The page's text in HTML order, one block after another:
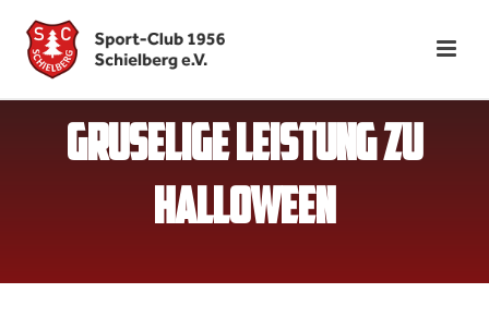
GRUSELIGE LEISTUNG ZU
HALLOWEEN